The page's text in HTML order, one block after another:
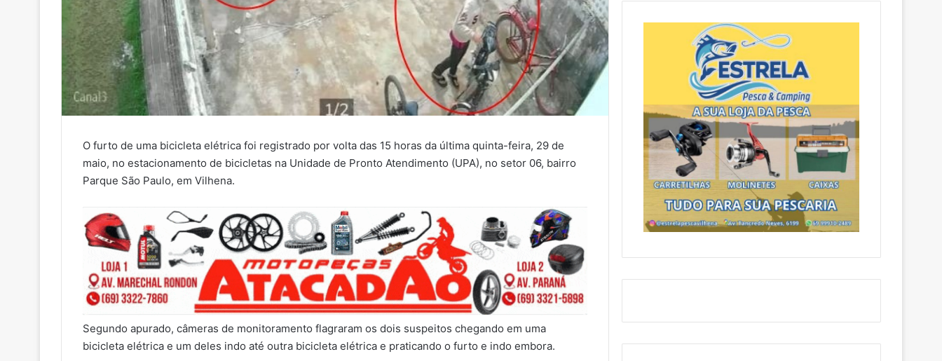
O furto de uma bicicleta elétrica foi registrado por volta das 15 horas da última quinta-feira, 29 de
maio, no estacionamento de bicicletas na Unidade de Pronto Atendimento (UPA), no setor 06, bairro
Parque São Paulo, em Vilhena.
Segundo apurado, câmeras de monitoramento flagraram os dois suspeitos chegando em uma
bicicleta elétrica e um deles indo até outra bicicleta elétrica e praticando o furto e indo embora.